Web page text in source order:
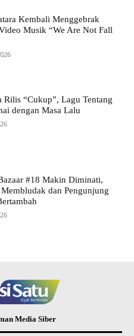
Kembali Menggebrak
Musik “We Are Not Fall
Rilis “Cukup”, Lagu Tentang
dengan Masa Lalu
#18 Makin Diminati,
Membludak dan Pengunjung
Media Siber